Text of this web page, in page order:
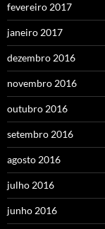
fevereiro 2017
janeiro 2017
dezembro 2016
novembro 2016
outubro 2016
setembro 2016
agosto 2016
julho 2016
junho 2016